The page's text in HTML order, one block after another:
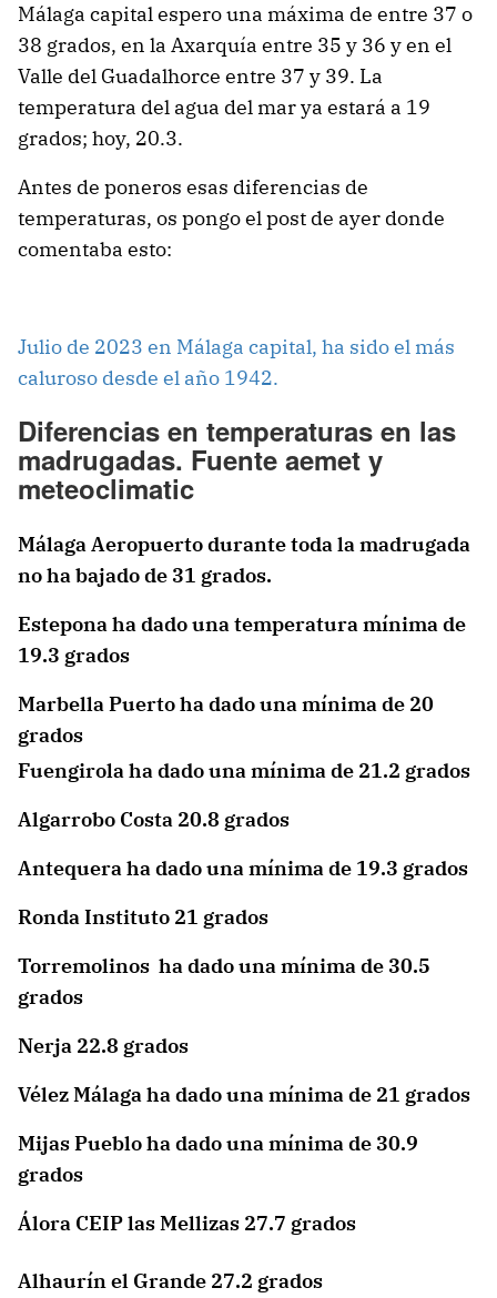
Málaga capital espero una máxima de entre 37 o
38 grados, en la Axarquía entre 35 y 36 y en el
Valle del Guadalhorce entre 37 y 39. La
temperatura del agua del mar ya estará a 19
grados; hoy, 20.3.
Antes de poneros esas diferencias de
temperaturas, os pongo el post de ayer donde
comentaba esto:
Julio de 2023 en Málaga capital, ha sido el más
caluroso desde el año 1942.
Diferencias en temperaturas en las
madrugadas. Fuente aemet y
meteoclimatic
Málaga Aeropuerto durante toda la madrugada
no ha bajado de 31 grados.
Estepona ha dado una temperatura mínima de
19.3 grados
Marbella Puerto ha dado una mínima de 20
grados
Fuengirola ha dado una mínima de 21.2 grados
Algarrobo Costa 20.8 grados
Antequera ha dado una mínima de 19.3 grados
Ronda Instituto 21 grados
Torremolinos ha dado una mínima de 30.5
grados
Nerja 22.8 grados
Vélez Málaga ha dado una mínima de 21 grados
Mijas Pueblo ha dado una mínima de 30.9
grados
Álora CEIP las Mellizas 27.7 grados
Alhaurín el Grande 27.2 grados